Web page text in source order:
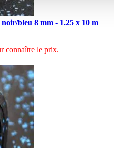
bleu 8 mm - 1.25 x 10 m
connaître le prix.